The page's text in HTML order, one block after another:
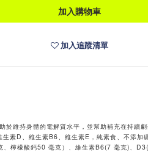
加入購物車
加入追蹤清單
維持身體的電解質水平，並幫助補充在持續
素D、維生素B6、維生素E，純素食、不添
檸檬酸鈣50 毫克）、維生素B6(7 毫克)、